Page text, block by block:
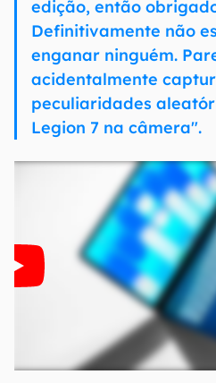
edição, então
Definitivamente não
enganar ninguém.
acidentalmente
peculiaridades
Legion 7 na câmera".